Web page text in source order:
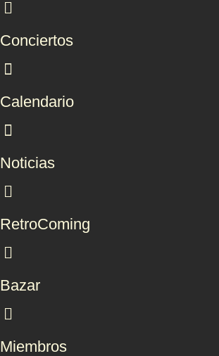
Conciertos
Calendario
Noticias
RetroComing
Bazar
Miembros